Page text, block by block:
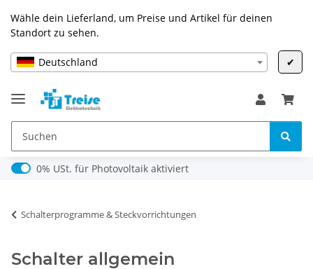
Wähle dein Lieferland, um Preise und Artikel für deinen
Standort zu sehen.
Deutschland ✔
0% USt. für Photovoltaik (§ 12 Abs. 3 UStG)
0% USt. für Photovoltaik aktiviert
Schalterprogramme & Steckvorrichtungen
Schalter allgemein